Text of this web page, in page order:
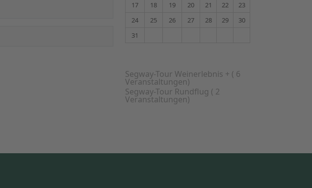
17
18 19 20 21 22
23
24
25 26 27 28 29
30
31
Segway-Tour Weinerlebnis + ( 6
Veranstaltungen)
Segway-Tour Rundflug ( 2
Veranstaltungen)